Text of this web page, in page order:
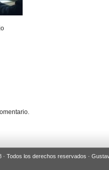
Todos los derechos reservados ·